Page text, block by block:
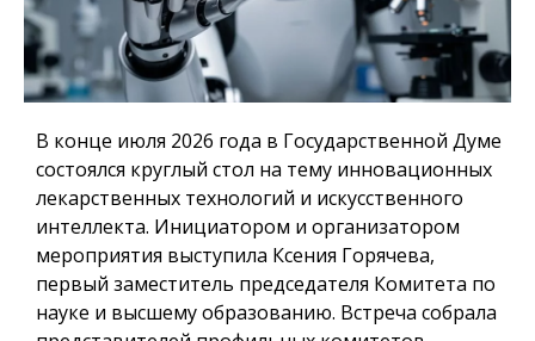
В конце июля 2026 года в Государственной Думе
состоялся круглый стол на тему инновационных
лекарственных технологий и искусственного
интеллекта. Инициатором и организатором
мероприятия выступила Ксения Горячева,
первый заместитель председателя Комитета по
науке и высшему образованию. Встреча собрала